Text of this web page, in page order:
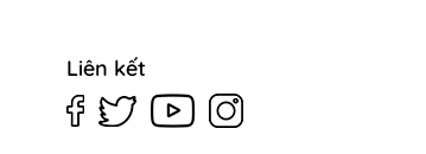
Liên kết